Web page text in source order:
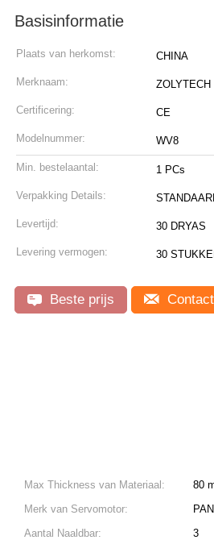
Basisinformatie
Plaats van herkomst: CHINA
Merknaam: ZOLYTECH
Certificering: CE
Modelnummer: WV8
Min. bestelaantal: 1 PCs
Verpakking Details:
Levertijd: 30 DRYAS
Levering vermogen: 30
Beste prijs
Max Thickness van Materiaal:
80
Merk van Servomotor:
Aantal Naaldbar:
3